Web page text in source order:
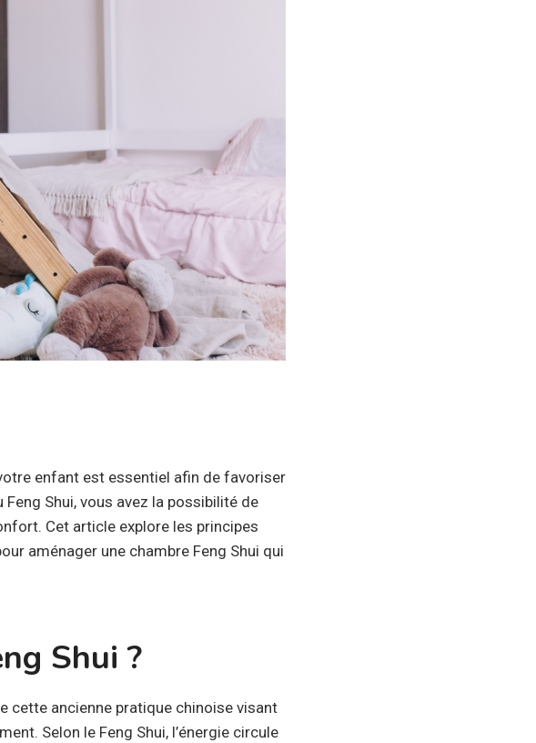
enfant est essentiel afin de favoriser
Shui, vous avez la possibilité de
Cet article explore les principes
aménager une chambre Feng Shui qui
Shui ?
cette ancienne pratique chinoise visant
Selon le Feng Shui, l’énergie circule